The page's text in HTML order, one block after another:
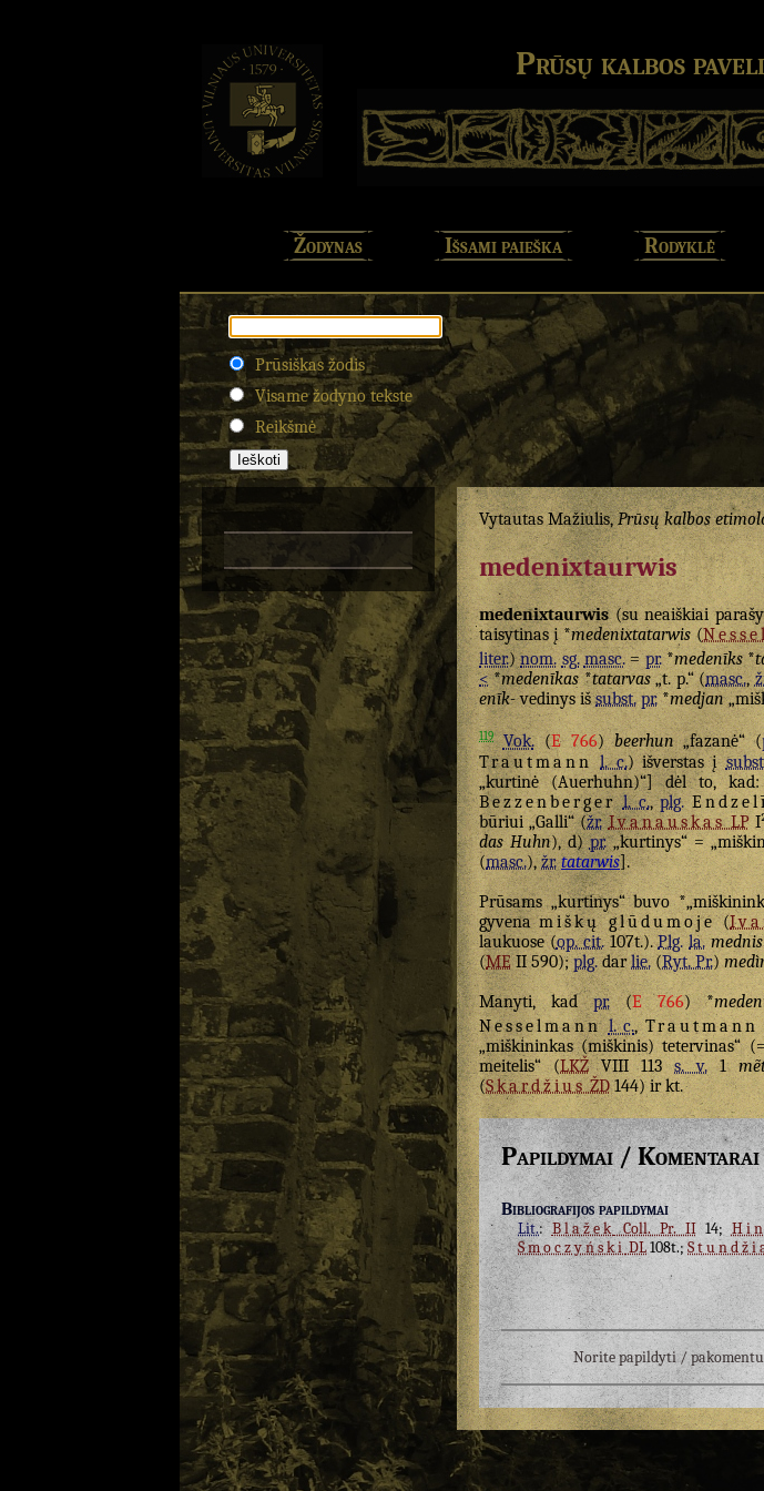
Prūsų kalbos
Žodynas Išsami paieška Rodyklė
Prūsiškas žodis
Visame žodyno tekste
Reikšmė
Vytautas Mažiulis,Prūsų kalbos
medenixtaurwis
medenixtaurwis(su neaiškiai
taisytinas į *medenixtatarwis (
liter.)nom. sg. masc.=pr.*medenīks*
<*medenīkas*tatarvas„t. p.“ (masc.,
enīk-vedinys išsubst. pr.*medjan
119 Vok.(E 766)beerhun„fazanė“ (
Trautmann l. c.) išverstas į
„kurtinė (Auerhuhn)“] dėl to,
Bezzenberger l. c.,plg.
būriui „Galli“ (žr. IvanauskasLP
das Huhn), d)pr.„kurtinys“ =
(masc.),žr. tatarwis].
Prūsams „kurtinys“ buvo
gyvenamiškų glūdumoje(
laukuose (op. cit.107t.).Plg. la. mednis
(MEII 590);plg.darlie.(Ryt. Pr.)
Manyti, kadpr.(E 766) *
Nesselmann l. c.,Trautmann
„miškininkas (miškinis) tetervinas“
meitelis“ (LKŽVIII 113s. v.1
(SkardžiusŽD144) ir kt.
Papildymai / Komentarai
Bibliografijos papildymai
Lit.:BlažekColl. Pr. II14;
SmoczyńskiDL108t.;
Norite papildyti /